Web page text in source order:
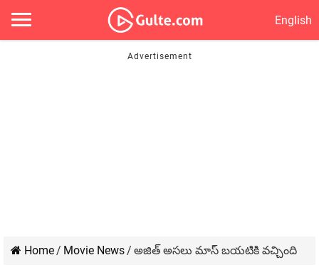
English
Home/ Movie News/ అజిత్ అసలు మాస్ బయటికి వచ్చింది